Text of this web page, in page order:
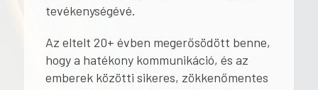
tevékenységévé.
Az eltelt 20+ évben megerősödött benne,
hogy a hatékony kommunikáció, és az
emberek közötti sikeres, zökkenőmentes